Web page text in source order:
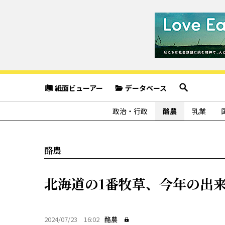
紙面ビューアー データベース
政治・行政 酪農 乳業
酪農
北海道の1番牧草、今年の出
2024/07/23 16:02 酪農